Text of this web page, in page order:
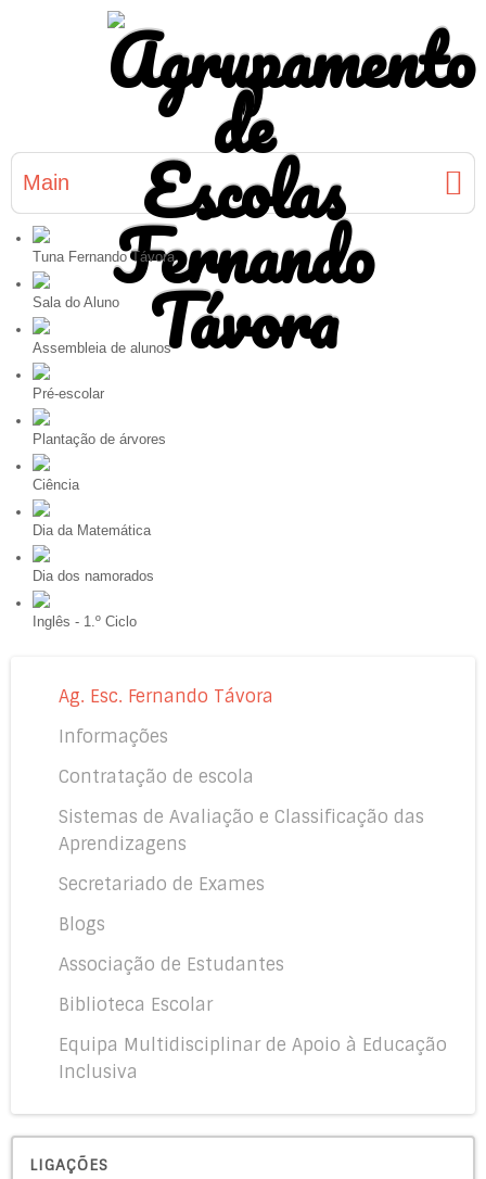
Main
Tuna Fernando Távora
Sala do Aluno
Assembleia de alunos
Pré-escolar
Plantação de árvores
Ciência
Dia da Matemática
Dia dos namorados
Inglês - 1.º Ciclo
Ag. Esc. Fernando Távora
Informações
Contratação de escola
Sistemas de Avaliação e Classificação das
Aprendizagens
Secretariado de Exames
Blogs
Associação de Estudantes
Biblioteca Escolar
Equipa Multidisciplinar de Apoio à Educação
Inclusiva
LIGAÇÕES